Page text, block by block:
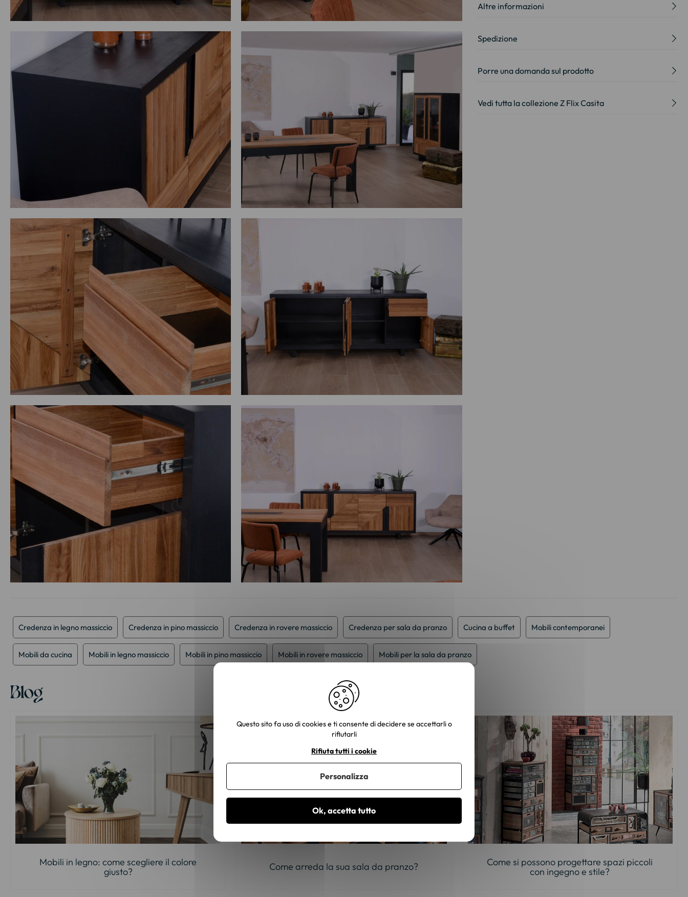
galleria
immagini
Altre informazioni
Spedizione
Porre una domanda sul prodotto
Vedi tutta la collezione Z Flix Casita
Credenza in legno massiccio Credenza in pino massiccio Credenza in rovere massiccio Credenza per sala da pranzo Cucina a buffet Mobili contemporanei
Mobili da cucina Mobili in legno massiccio Mobili in pino massiccio Mobili in rovere massiccio Mobili per la sala da pranzo
Blog
Mobili in legno: come scegliere il colore
giusto?
Come arreda la sua sala da pranzo?
Come si possono progettare spazi piccoli
con ingegno e stile?
Questo sito fa uso di cookies e ti consente di decidere se accettarli o
rifiutarli
Ok, accetta tutto
Rifiuta tutti i cookie
Personalizza